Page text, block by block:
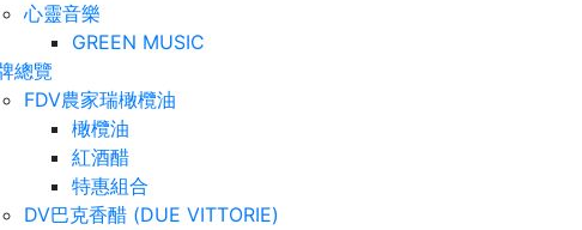
心靈音樂
GREEN MUSIC
總覽
FDV農家瑞橄欖油
橄欖油
紅酒醋
特惠組合
DV巴克香醋 (DUE VITTORIE)